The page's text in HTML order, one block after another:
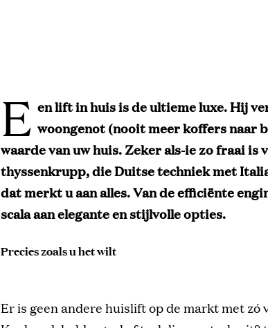
E en lift in huis is de ultieme luxe.Hij
woongenot (nooit meer koffers naar
waarde vanuw huis.Zeker als-iezo fraaiis
thyssenkrupp,dieDuitse techniek met
dat merkt uaan alles. Van deefficiënte
scalaaan elegante en stijlvolle opties.
Precies zoals u het wilt
Er is geen andere huislift op de marktmet zó